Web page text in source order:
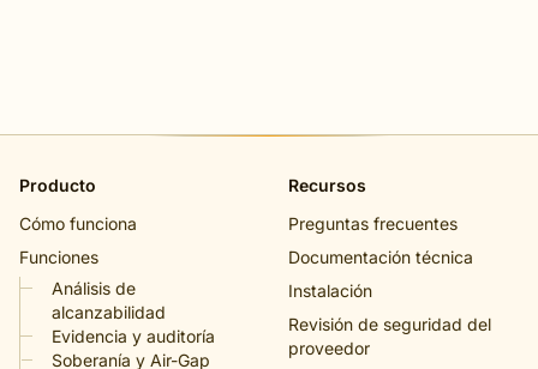
Producto
Cómo funciona
Funciones
Análisis de
alcanzabilidad
Evidencia y auditoría
Soberanía y Air-Gap
Recursos
Preguntas frecuentes
Documentación técnica
Instalación
Revisión de seguridad del
proveedor